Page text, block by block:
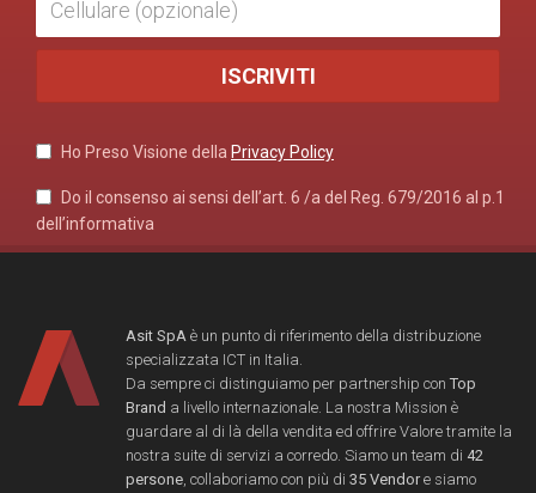
Ho Preso Visione della Privacy Policy
Do il consenso ai sensi dell’art. 6 /a del Reg. 679/2016 al p.1
dell’informativa
Asit SpA è un punto di riferimento della distribuzione
specializzata ICT in Italia.
Da sempre ci distinguiamo per partnership con Top
Brand a livello internazionale. La nostra Mission è
guardare al di là della vendita ed offrire Valore tramite la
nostra suite di servizi a corredo. Siamo un team di 42
persone, collaboriamo con più di 35 Vendore siamo